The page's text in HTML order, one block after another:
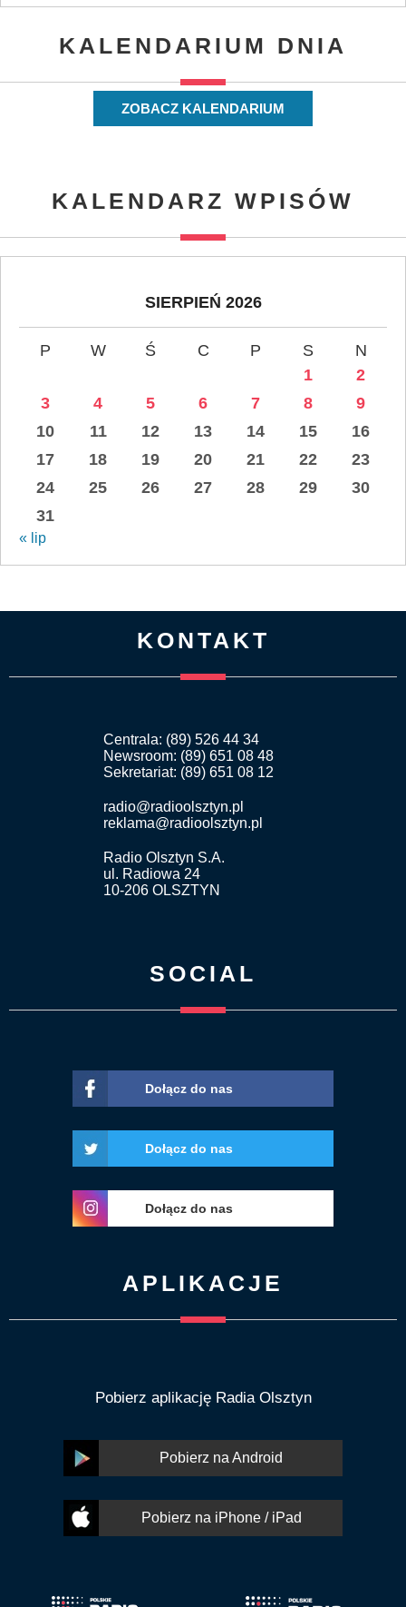
KALENDARIUM DNIA
ZOBACZ KALENDARIUM
KALENDARZ WPISÓW
SIERPIEŃ 2026
P W Ś C P S
N
1
2
3
4 5 6 7 8
9
10
11 12 13 14 15
16
17
18 19 20 21 22
23
24
25 26 27 28 29
30
31
« lip
KONTAKT
Centrala: (89) 526 44 34
Newsroom: (89) 651 08 48
Sekretariat: (89) 651 08 12
radio@radioolsztyn.pl
reklama@radioolsztyn.pl
Radio Olsztyn S.A.
ul. Radiowa 24
10-206 OLSZTYN
SOCIAL
Dołącz do nas
Dołącz do nas
Dołącz do nas
APLIKACJE
Pobierz aplikację Radia Olsztyn
Pobierz na Android
Pobierz na iPhone / iPad